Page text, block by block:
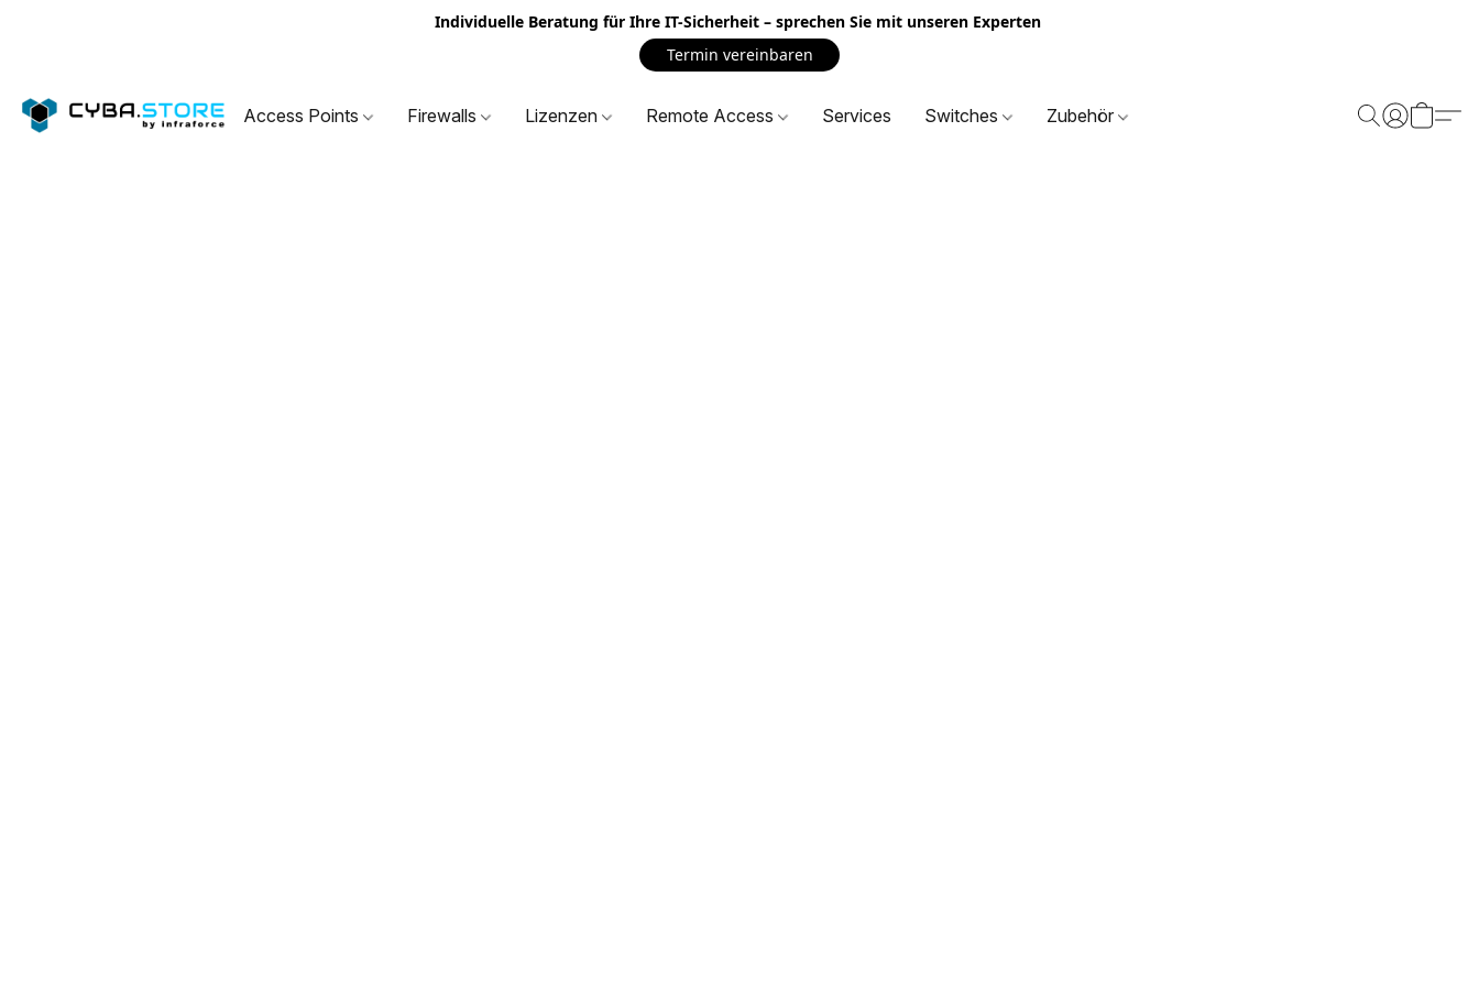
Individuelle Beratung für Ihre IT-Sicherheit – sprechen Sie mit unseren Experten
Termin vereinbaren
Access Points Firewalls Lizenzen Remote Access Services Switches Zubehör